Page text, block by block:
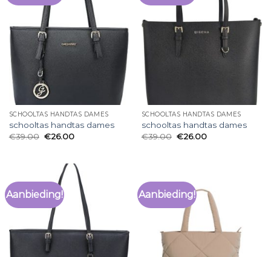
SCHOOLTAS HANDTAS DAMES
schooltas handtas dames
€39.00 €26.00
SCHOOLTAS HANDTAS DAMES
schooltas handtas dames
€39.00 €26.00
Aanbieding! Aanbieding!